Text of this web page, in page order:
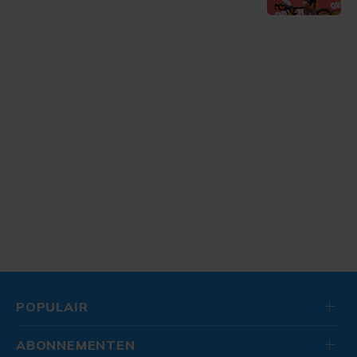
POPULAIR
ABONNEMENTEN